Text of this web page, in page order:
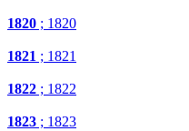
1820 ; 1820
1821 ; 1821
1822 ; 1822
1823 ; 1823